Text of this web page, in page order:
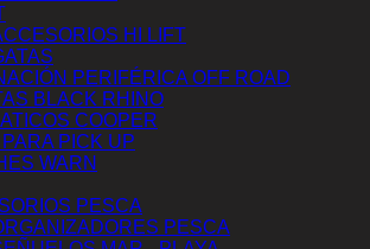
HI LIFT
PERIFÉRICA OFF ROAD
BLACK RHINO
COOPER
PICK UP
WARN
PESCA
PESCA